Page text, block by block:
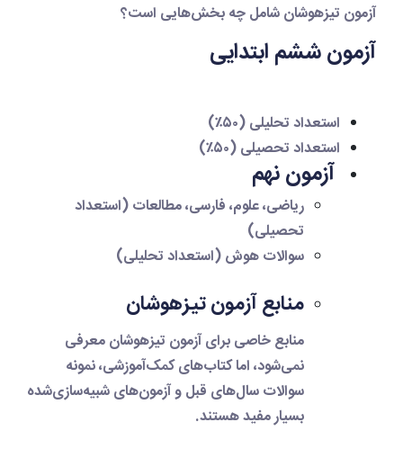
آزمون تیزهوشان شامل چه بخش‌هایی است؟
آزمون ششم ابتدایی
استعداد تحلیلی (۵۰٪)
استعداد تحصیلی (۵۰٪)
آزمون نهم
ریاضی، علوم، فارسی، مطالعات (استعداد
تحصیلی)
سوالات هوش (استعداد تحلیلی)
منابع آزمون تیزهوشان
منابع خاصی برای آزمون تیزهوشان معرفی
نمی‌شود، اما کتاب‌های کمک‌آموزشی، نمونه
سوالات سال‌های قبل و آزمون‌های شبیه‌سازی‌شده
بسیار مفید هستند.